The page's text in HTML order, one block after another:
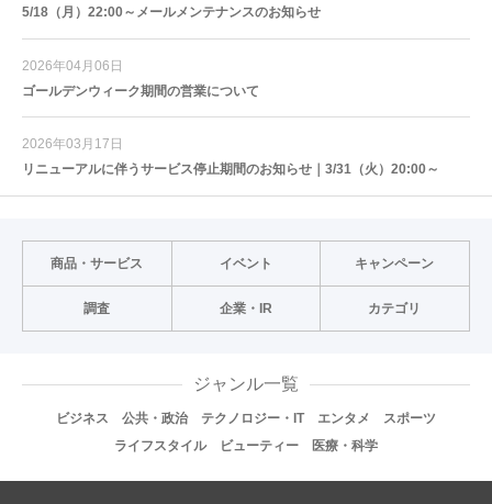
5/18（月）22:00～メールメンテナンスのお知らせ
2026年04月06日
ゴールデンウィーク期間の営業について
2026年03月17日
リニューアルに伴うサービス停止期間のお知らせ｜3/31（火）20:00～
商品・サービス イベント キャンペーン
調査 企業・IR カテゴリ
ジャンル一覧
ビジネス 公共・政治 テクノロジー・IT エンタメ
スポーツ
ライフスタイル
ビューティー 医療・科学